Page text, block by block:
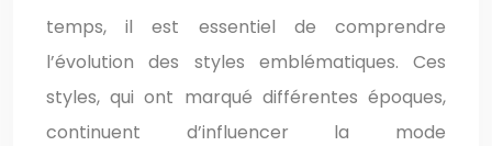
temps, il est essentiel de comprendre
l’évolution des styles emblématiques. Ces
styles, qui ont marqué différentes époques,
continuent d’influencer la mode